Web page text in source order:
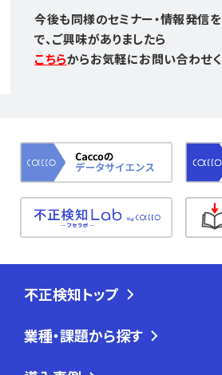
今後も同様のセミナー・情報発信を
で、ご興味がありましたら
こちらからお気軽にお問い合わせく
不正検知トップ
業種・課題から探す